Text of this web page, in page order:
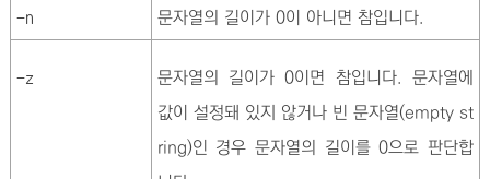
-n 문자열의 길이가 0이 아니면 참입니다.
-z
문자열의 길이가 0이면 참입니다. 문자열에
값이 설정돼 있지 않거나 빈 문자열(empty st
ring)인 경우 문자열의 길이를 0으로 판단합